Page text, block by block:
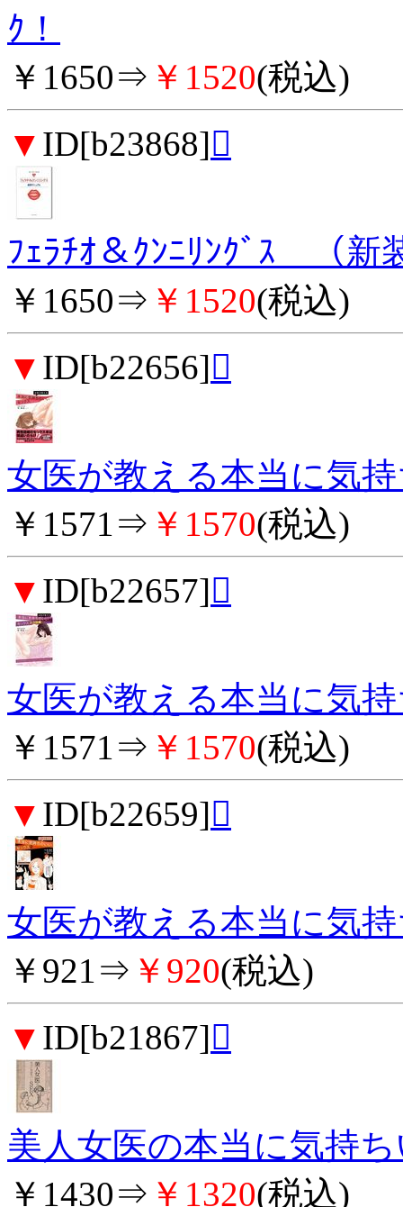
ｸ！
￥1650⇒ ￥1520(税込)
▼ ID[b23868]
ﾌｪﾗﾁｵ＆ｸﾝﾆﾘﾝｸﾞｽ （新
￥1650⇒ ￥1520(税込)
▼ ID[b22656]
女医が教える本当に気
￥1571⇒ ￥1570(税込)
▼ ID[b22657]
女医が教える本当に気
￥1571⇒ ￥1570(税込)
▼ ID[b22659]
女医が教える本当に気
￥921⇒ ￥920(税込)
▼ ID[b21867]
美人女医の本当に気持
￥1430⇒ ￥1320(税込)